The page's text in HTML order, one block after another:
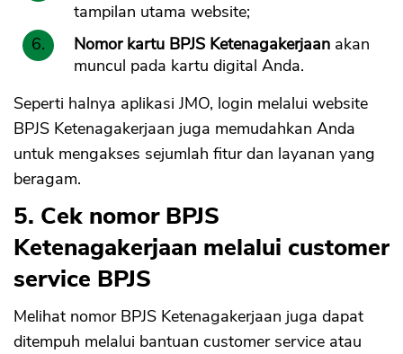
tampilan utama website;
Nomor kartu BPJS Ketenagakerjaan akan
muncul pada kartu digital Anda.
Seperti halnya aplikasi JMO, login melalui website
BPJS Ketenagakerjaan juga memudahkan Anda
untuk mengakses sejumlah fitur dan layanan yang
beragam.
5. Cek nomor BPJS
Ketenagakerjaan melalui customer
service BPJS
Melihat nomor BPJS Ketenagakerjaan juga dapat
ditempuh melalui bantuan customer service atau